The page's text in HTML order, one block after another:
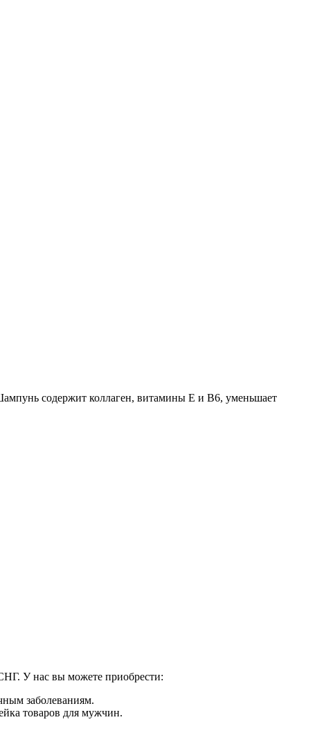
содержит коллаген, витамины Е и В6, уменьшает
У нас вы можете приобрести:
заболеваниям.
товаров для мужчин.